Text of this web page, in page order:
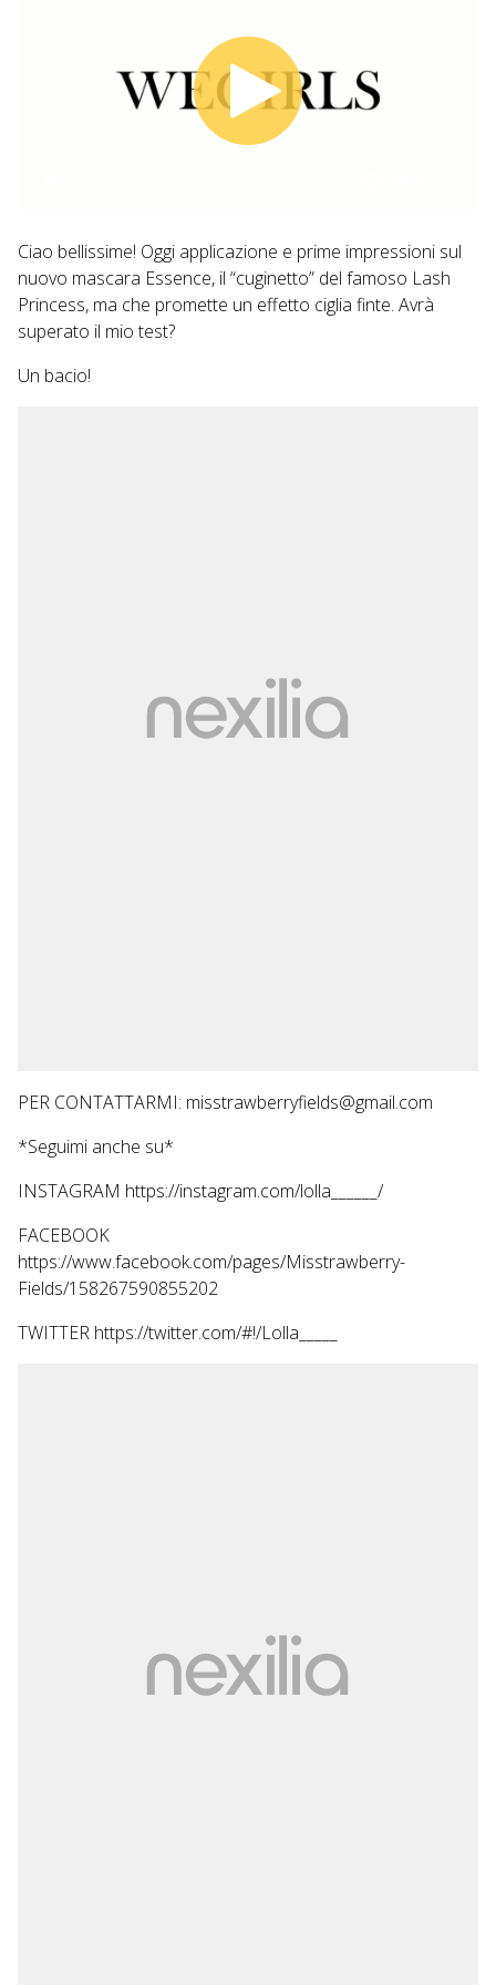
https://twitter.com/#!/Lolla_____
Ciao bellissime! Oggi applicazione e prime impressioni sul
nuovo mascara Essence, il “cuginetto” del famoso Lash
Princess, ma che promette un effetto ciglia finte. Avrà
superato il mio test?
Un bacio!
PER CONTATTARMI: misstrawberryfields@gmail.com
*Seguimi anche su*
INSTAGRAM https://instagram.com/lolla______/
FACEBOOK
https://www.facebook.com/pages/Misstrawberry-
Fields/158267590855202
TWITTER https://twitter.com/#!/Lolla_____